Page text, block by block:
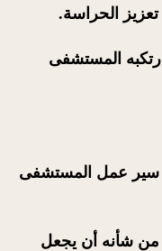
الحراسة.
المستشفى
سير عمل المستشفى
من شأنه أن يجعل